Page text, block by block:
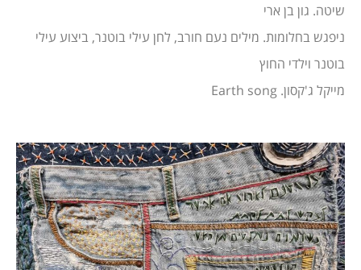
שיטה. גון בן ארי
ניפגש בחלומות. מילים נעם חורב, לחן עילי בוטנר, ביצוע עילי
בוטנר וילדי החוץ
מייקל ג'קסון. Earth song